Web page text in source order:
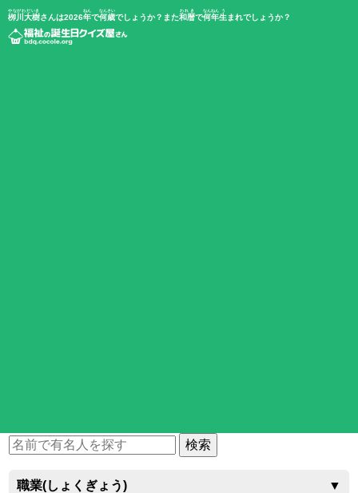
栁川大樹
やながわ だいき
さんは2026年
ねん
で何歳
なんさい
でしょうか？また和暦
われき
で何年
なんねん
生
う
まれでしょうか？
検索
職業(しょくぎょう) ▼